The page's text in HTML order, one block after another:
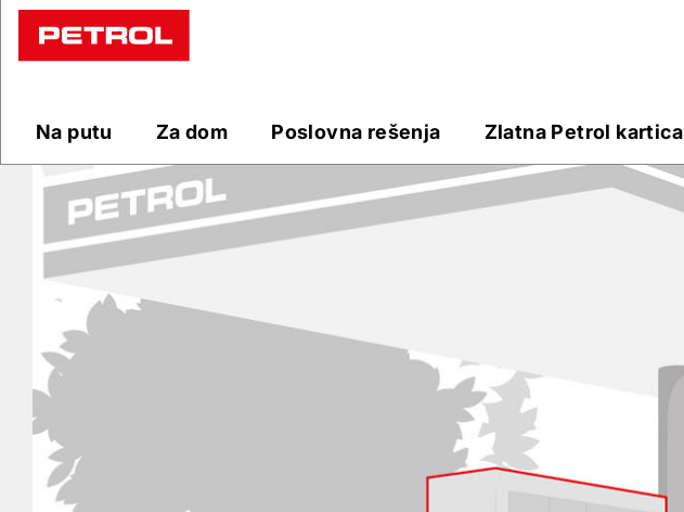
Prodajna
mesta
Na putu Za dom Poslovna rešenja Zlatna Petrol kartica